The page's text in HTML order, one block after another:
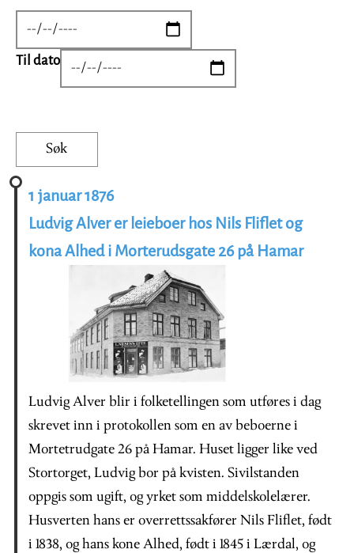
DATE
Til dato DATE
1 januar 1876
Ludvig Alver er leieboer hos Nils Fliflet og
kona Alhed i Morterudsgate 26 på Hamar
Ludvig Alver blir i folketellingen som utføres i dag
skrevet inn i protokollen som en av beboerne i
Mortetrudgate 26 på Hamar. Huset ligger like ved
Stortorget, Ludvig bor på kvisten. Sivilstanden
oppgis som ugift, og yrket som middelskolelærer.
Husverten hans er overrettssakfører Nils Fliflet, født
i 1838, og hans kone Alhed, født i 1845 i Lærdal, og